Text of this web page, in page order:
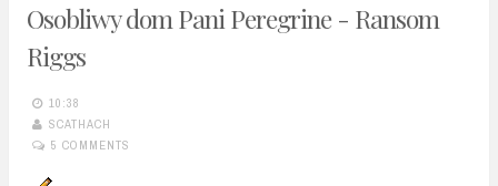
Osobliwy dom Pani Peregrine - Ransom
Riggs
10:38
SCATHACH
5 COMMENTS